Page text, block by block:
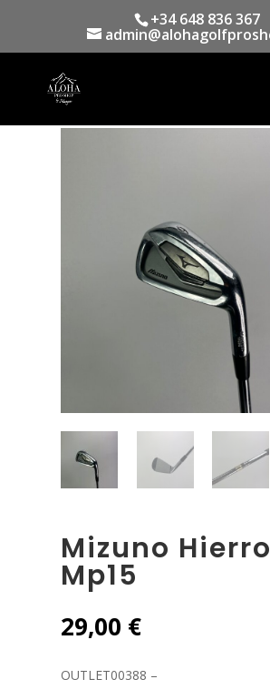
+34 648 836 367
productos
Mizuno Hierro
Mp15
29,00 €
OUTLET00388 –